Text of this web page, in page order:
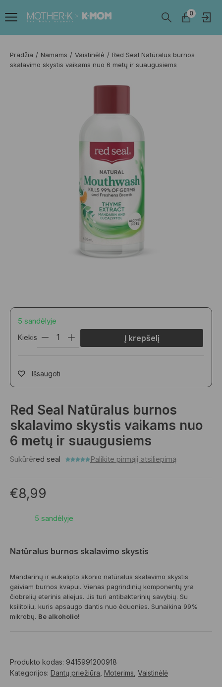
0
Pradžia Namams Vaistinėlė
Red Seal Natūralus burnos
skalavimo skystis vaikams nuo 6 metų ir suaugusiems
Red Seal Natūralus burnos
skalavimo skystis vaikams nuo
6 metų ir suaugusiems
Sukūrėred seal Palikite pirmąjį atsiliepimą
€8,99
5 sandėlyje
Natūralus burnos skalavimo skystis
Mandarinų ir eukalipto skonio natūralus skalavimo skystis
gaiviam burnos kvapui. Vienas pagrindinių komponentų yra
čiobrelių eterinis aliejus. Jis turi antibakterinių savybių. Su
ksilitoliu, kuris apsaugo dantis nuo ėduonies. Sunaikina 99%
mikrobų. Be alkoholio!
Produkto kodas: 9415991200918
Kategorijos: Dantų priežiūra Moterims Vaistinėlė
5 sandėlyje
Kiekis Į krepšelį
Išsaugoti